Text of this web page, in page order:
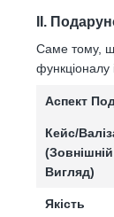
II.
Саме тому,
функціоналу
Аспект
Кейс/
(Зовнішній
Вигляд)
Якість